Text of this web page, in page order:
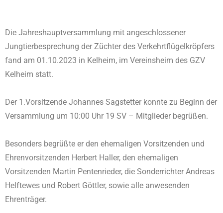
Die Jahreshauptversammlung mit angeschlossener
Jungtierbesprechung der Züchter des Verkehrtflügelkröpfers
fand am 01.10.2023 in Kelheim, im Vereinsheim des GZV
Kelheim statt.
Der 1.Vorsitzende Johannes Sagstetter konnte zu Beginn der
Versammlung um 10:00 Uhr 19 SV – Mitglieder begrüßen.
Besonders begrüßte er den ehemaligen Vorsitzenden und
Ehrenvorsitzenden Herbert Haller, den ehemaligen
Vorsitzenden Martin Pentenrieder, die Sonderrichter Andreas
Helftewes und Robert Göttler, sowie alle anwesenden
Ehrenträger.